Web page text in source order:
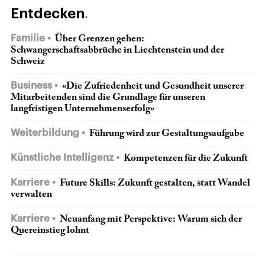
Entdecken
Familie
Über Grenzen gehen:
Schwangerschaftsabbrüche in Liechtenstein und der
Schweiz
Business
«Die Zufriedenheit und Gesundheit unserer
Mitarbeitenden sind die Grundlage für unseren
langfristigen Unternehmenserfolg»
Weiterbildung Führung wird zur Gestaltungsaufgabe
Künstliche Intelligenz Kompetenzen für die Zukunft
Karriere
Future Skills: Zukunft gestalten, statt Wandel
verwalten
Karriere
Neuanfang mit Perspektive: Warum sich der
Quereinstieg lohnt